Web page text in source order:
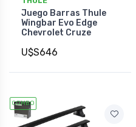
Juego Barras Thule
Wingbar Evo Edge
Chevrolet Cruze
U$S646
COMBO